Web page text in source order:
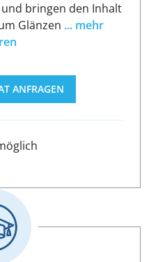
bringen den Inhalt
Glänzen ... mehr
ANFRAGEN